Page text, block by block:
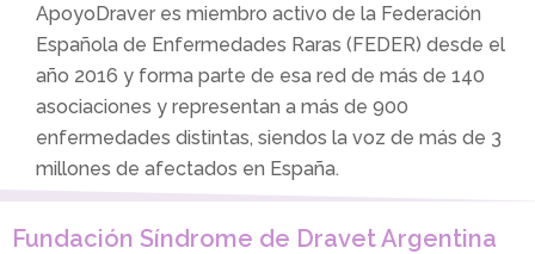
ApoyoDraver es miembro activo de la Federación
Española de Enfermedades Raras (FEDER) desde el
año 2016 y forma parte de esa red de más de 140
asociaciones y representan a más de 900
enfermedades distintas, siendos la voz de más de 3
millones de afectados en España.
Fundación Síndrome de Dravet Argentina